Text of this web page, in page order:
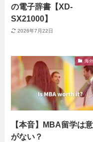
の電子辞書【XD-
SX21000】
2026年7月22日
海
【本音】MBA留学は
がない？